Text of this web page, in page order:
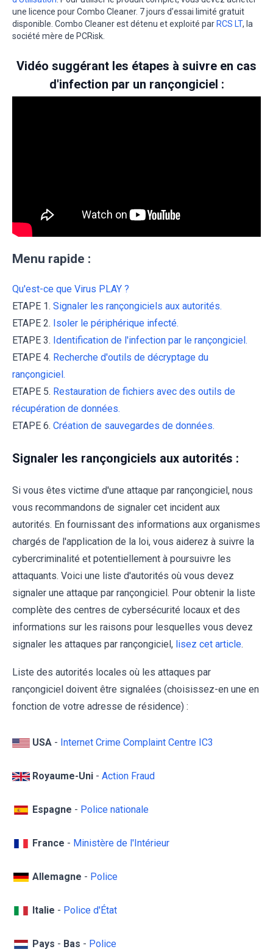
une licence pour Combo Cleaner. 7 jours d’essai limité gratuit
disponible. Combo Cleaner est détenu et exploité par RCS LT, la
société mère de PCRisk.
Vidéo suggérant les étapes à suivre en cas
d'infection par un rançongiciel :
Menu rapide :
Qu'est-ce que Virus PLAY ?
ETAPE 1. Signaler les rançongiciels aux autorités.
ETAPE 2. Isoler le périphérique infecté.
ETAPE 3. Identification de l'infection par le rançongiciel.
ETAPE 4. Recherche d'outils de décryptage du
rançongiciel.
ETAPE 5. Restauration de fichiers avec des outils de
récupération de données.
ETAPE 6. Création de sauvegardes de données.
Signaler les rançongiciels aux autorités :
Si vous êtes victime d'une attaque par rançongiciel, nous
vous recommandons de signaler cet incident aux
autorités. En fournissant des informations aux organismes
chargés de l'application de la loi, vous aiderez à suivre la
cybercriminalité et potentiellement à poursuivre les
attaquants. Voici une liste d'autorités où vous devez
signaler une attaque par rançongiciel. Pour obtenir la liste
complète des centres de cybersécurité locaux et des
informations sur les raisons pour lesquelles vous devez
signaler les attaques par rançongiciel, lisez cet article.
Liste des autorités locales où les attaques par
rançongiciel doivent être signalées (choisissez-en une en
fonction de votre adresse de résidence) :
USA - Internet Crime Complaint Centre IC3
Royaume-Uni - Action Fraud
Espagne - Police nationale
France - Ministère de l'Intérieur
Allemagne - Police
Italie - Police d'État
Pays - Bas - Police